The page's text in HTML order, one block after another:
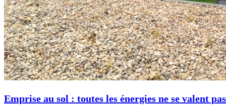
Emprise au sol : toutes les énergies ne se valent pas